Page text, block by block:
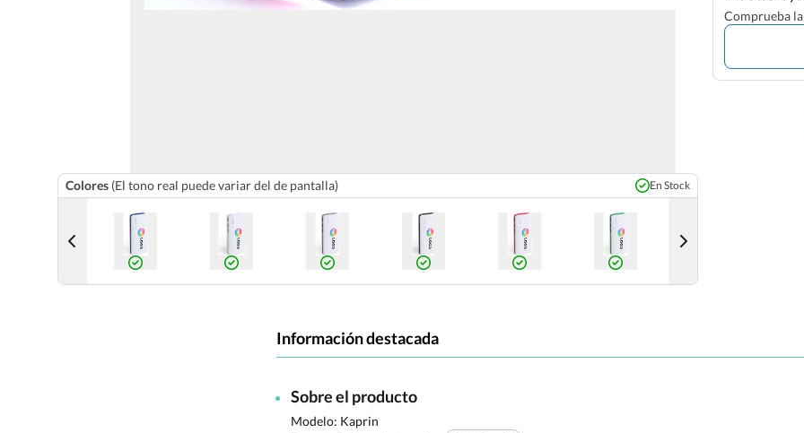
Colores (El tono real puede variar del de pantalla) En Stock
Comprueba
Información destacada
Sobre el producto
Modelo: Kaprin